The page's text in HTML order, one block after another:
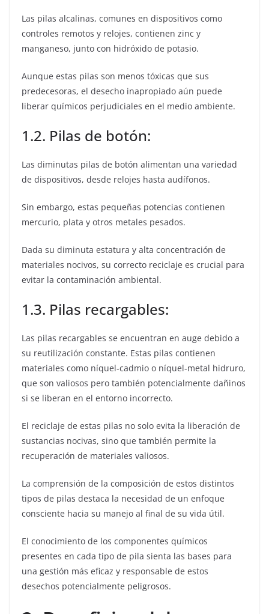
Las pilas alcalinas, comunes en dispositivos como
controles remotos y relojes, contienen zinc y
manganeso, junto con hidróxido de potasio.
Aunque estas pilas son menos tóxicas que sus
predecesoras, el desecho inapropiado aún puede
liberar químicos perjudiciales en el medio ambiente.
1.2. Pilas de botón:
Las diminutas pilas de botón alimentan una variedad
de dispositivos, desde relojes hasta audífonos.
Sin embargo, estas pequeñas potencias contienen
mercurio, plata y otros metales pesados.
Dada su diminuta estatura y alta concentración de
materiales nocivos, su correcto reciclaje es crucial para
evitar la contaminación ambiental.
1.3. Pilas recargables:
Las pilas recargables se encuentran en auge debido a
su reutilización constante. Estas pilas contienen
materiales como níquel-cadmio o níquel-metal hidruro,
que son valiosos pero también potencialmente dañinos
si se liberan en el entorno incorrecto.
El reciclaje de estas pilas no solo evita la liberación de
sustancias nocivas, sino que también permite la
recuperación de materiales valiosos.
La comprensión de la composición de estos distintos
tipos de pilas destaca la necesidad de un enfoque
consciente hacia su manejo al final de su vida útil.
El conocimiento de los componentes químicos
presentes en cada tipo de pila sienta las bases para
una gestión más eficaz y responsable de estos
desechos potencialmente peligrosos.